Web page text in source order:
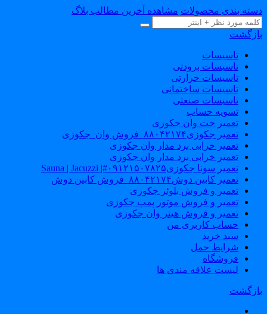
بندی محصولات مشاهده آخرین مطالب بلاگ
تاسیسات
تاسیسات برودتی
تاسیسات حرارتی
تاسیسات ساختمانی
تاسیسات صنعتی
تسویه حساب
تعمیر جت وان جکوزی
تعمیر جکوزی۸۸۰۴۲۱۷۴_فروش وان_جکوزی
تعمیر خرابی برد مدار وان جکوزی
تعمیر خرابی برد مدار وان جکوزی
تعمیر سونا جکوزی۰۹۱۲۱۵۰۷۸۲۵#| Sauna | Jacuzzi
تعمیر کابین دوش۸۸۰۴۲۱۷۴_فروش کابین دوش
تعمیر و فروش بلوئر جکوزی
تعمیر و فروش موتور پمپ جکوزی
تعمیر و فروش هیتر وان جکوزی
حساب کاربری من
سبد خرید
شرایط حمل
فروشگاه
لیست علاقه مندی ها